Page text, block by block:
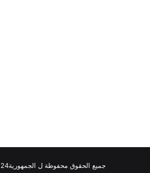
جميع الحقوق محفوظة ل الجمهورية24 - تم الانشاء عن طريق فاست برو